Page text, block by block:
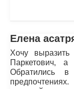
Елена
Хочу выразить
Паркетович,
Обратились